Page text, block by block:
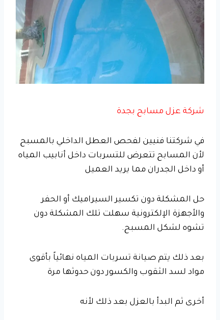
شركة عزل مسابح بجدة
في شركتنا فنيين لفحص العطل الداخلي بالمسبح
لأن المسابح تتعرض للتسربات داخل أنابيب المياه
أو داخل الجدران مما يريد العميل
حل المشكلة دون تكسير السيراميك أو الحفر
والأجهزة الإلكترونية سهلت تلك المشكلة دون
تشوه لشكل المسبح.
بعد ذلك يتم صيانة تسربات المياه نهائياً بأقوى
مواد لسد الثقوب والكسور دون حدوثها مرة
أخرى ثم البدأ بالعزل بعد ذلك لأنه